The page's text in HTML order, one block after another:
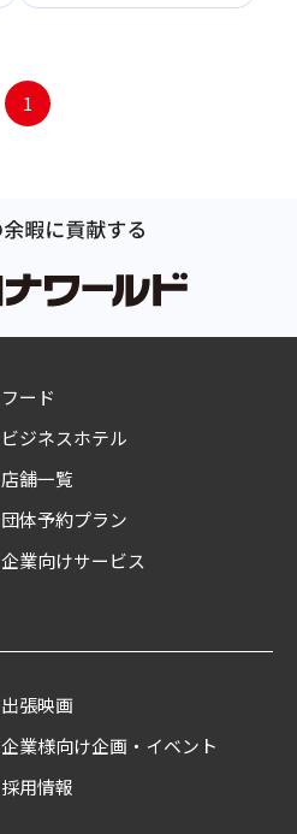
1
フード
ビジネスホテル
店舗一覧
団体予約プラン
企業向けサービス
出張映画
企業様向け企画・イベント
採用情報